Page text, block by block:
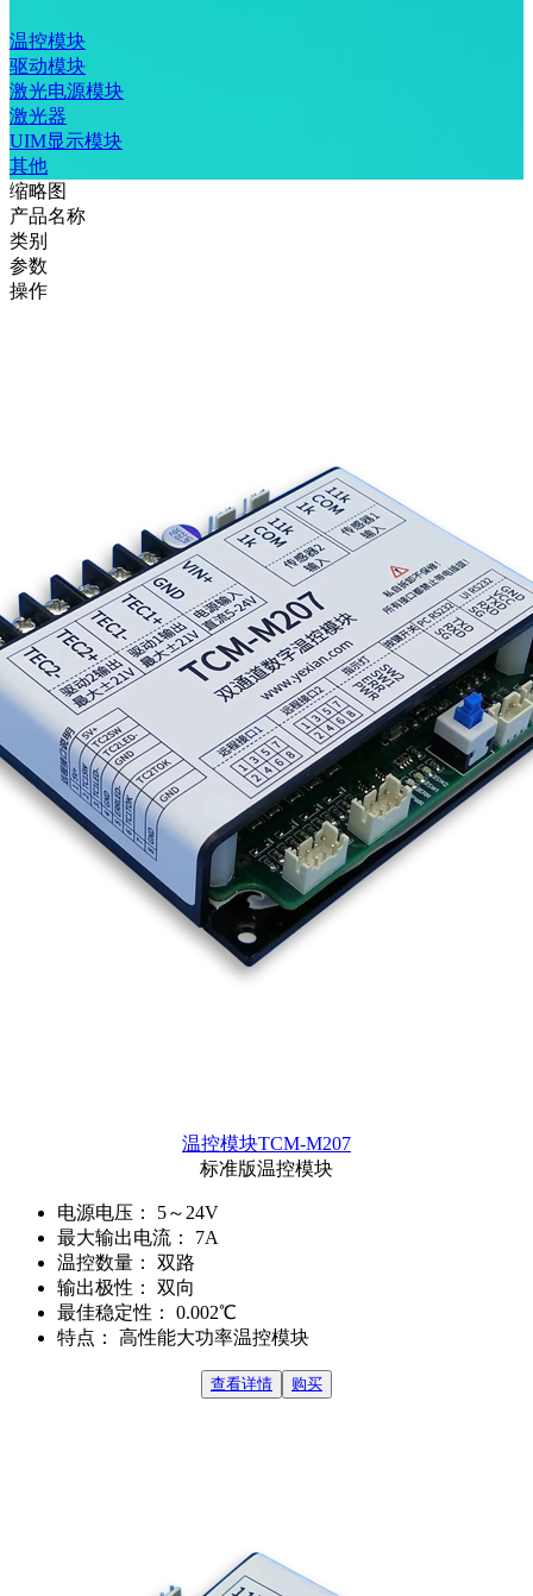
温控模块
驱动模块
激光电源模块
激光器
UIM显示模块
其他
缩略图
产品名称
类别
参数
操作
温控模块TCM-M207
标准版温控模块
电源电压：
5～24V
最大输出电流：
7A
温控数量：
双路
输出极性：
双向
最佳稳定性：
0.002℃
特点：
高性能大功率温控模块
查看详情 购买